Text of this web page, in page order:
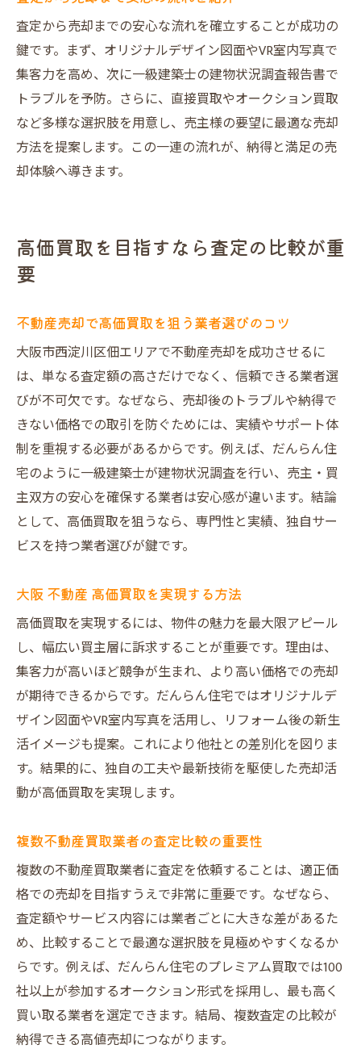
査定から売却までの安心な流れを確立することが成功の
鍵です。まず、オリジナルデザイン図面やVR室内写真で
集客力を高め、次に一級建築士の建物状況調査報告書で
トラブルを予防。さらに、直接買取やオークション買取
など多様な選択肢を用意し、売主様の要望に最適な売却
方法を提案します。この一連の流れが、納得と満足の売
却体験へ導きます。
高価買取を目指すなら査定の比較が重
要
不動産売却で高価買取を狙う業者選びのコツ
大阪市西淀川区佃エリアで不動産売却を成功させるに
は、単なる査定額の高さだけでなく、信頼できる業者選
びが不可欠です。なぜなら、売却後のトラブルや納得で
きない価格での取引を防ぐためには、実績やサポート体
制を重視する必要があるからです。例えば、だんらん住
宅のように一級建築士が建物状況調査を行い、売主・買
主双方の安心を確保する業者は安心感が違います。結論
として、高価買取を狙うなら、専門性と実績、独自サー
ビスを持つ業者選びが鍵です。
大阪 不動産 高価買取を実現する方法
高価買取を実現するには、物件の魅力を最大限アピール
し、幅広い買主層に訴求することが重要です。理由は、
集客力が高いほど競争が生まれ、より高い価格での売却
が期待できるからです。だんらん住宅ではオリジナルデ
ザイン図面やVR室内写真を活用し、リフォーム後の新生
活イメージも提案。これにより他社との差別化を図りま
す。結果的に、独自の工夫や最新技術を駆使した売却活
動が高価買取を実現します。
複数不動産買取業者の査定比較の重要性
複数の不動産買取業者に査定を依頼することは、適正価
格での売却を目指すうえで非常に重要です。なぜなら、
査定額やサービス内容には業者ごとに大きな差があるた
め、比較することで最適な選択肢を見極めやすくなるか
らです。例えば、だんらん住宅のプレミアム買取では100
社以上が参加するオークション形式を採用し、最も高く
買い取る業者を選定できます。結局、複数査定の比較が
納得できる高値売却につながります。